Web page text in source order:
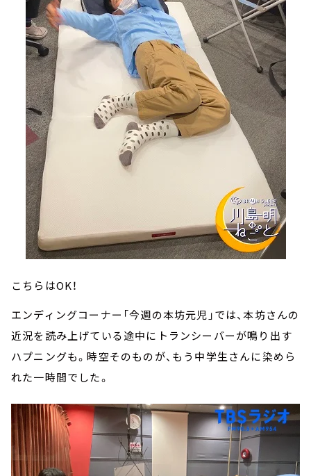
こちらはOK！
エンディングコーナー「今週の本坊元児」では、本坊さんの
近況を読み上げている途中にトランシーバーが鳴り出す
ハプニングも。時空そのものが、もう中学生さんに染めら
れた一時間でした。